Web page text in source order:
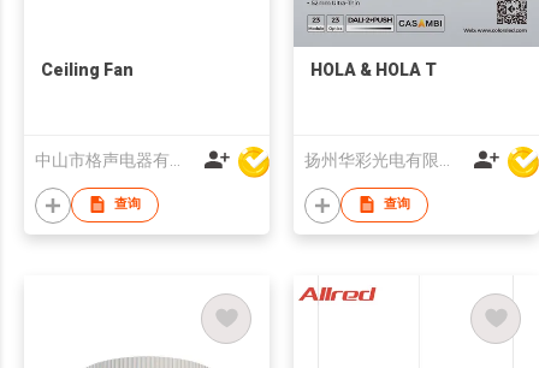
Ceiling Fan
查询
HOLA & HOLA T
查询